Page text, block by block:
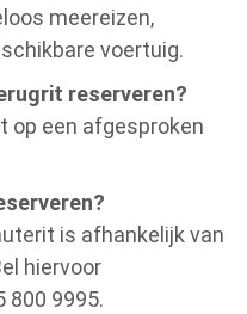
meereizen,
voertuig.
reserveren?
op een afgesproken
is afhankelijk van
hiervoor
800 9995.